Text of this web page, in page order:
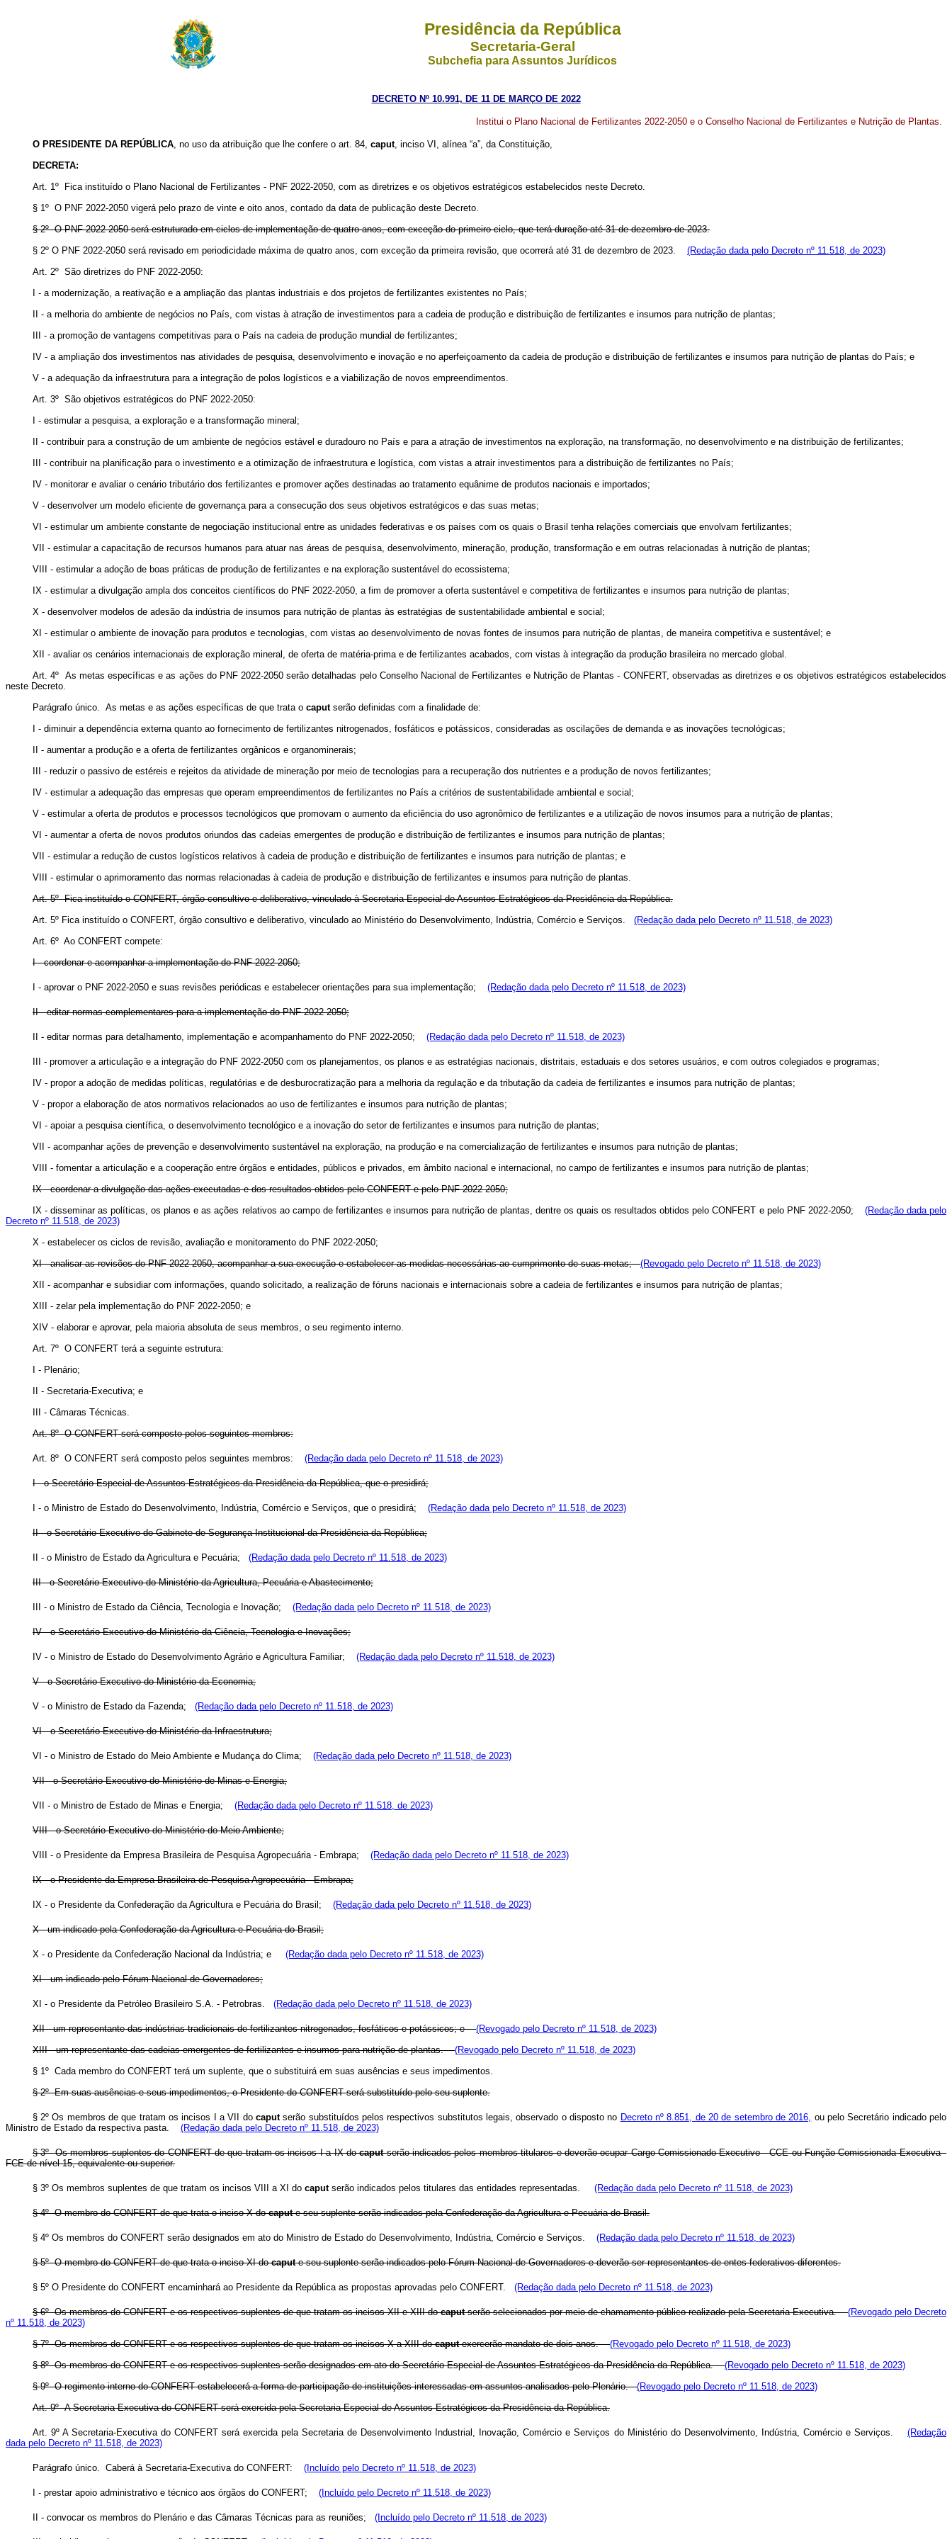
Presidência da República
Secretaria-Geral
Subchefia para Assuntos Jurídicos
DECRETO Nº 10.991, DE 11 DE MARÇO DE 2022
Institui o Plano Nacional de Fertilizantes 2022-2050 e o Conselho Nacional de Fertilizantes e Nutrição de Plantas.
O PRESIDENTE DA REPÚBLICA, no uso da atribuição que lhe confere o art. 84, caput, inciso VI, alínea “a”, da Constituição,
DECRETA:
Art. 1º Fica instituído o Plano Nacional de Fertilizantes - PNF 2022-2050, com as diretrizes e os objetivos estratégicos estabelecidos neste Decreto.
§ 1º O PNF 2022-2050 vigerá pelo prazo de vinte e oito anos, contado da data de publicação deste Decreto.
§ 2º O PNF 2022-2050 será estruturado em ciclos de implementação de quatro anos, com exceção do primeiro ciclo, que terá duração até 31 de dezembro de 2023.
§ 2º O PNF 2022-2050 será revisado em periodicidade máxima de quatro anos, com exceção da primeira revisão, que ocorrerá até 31 de dezembro de 2023. (Redação dada pelo Decreto nº 11.518, de 2023)
Art. 2º São diretrizes do PNF 2022-2050:
I - a modernização, a reativação e a ampliação das plantas industriais e dos projetos de fertilizantes existentes no País;
II - a melhoria do ambiente de negócios no País, com vistas à atração de investimentos para a cadeia de produção e distribuição de fertilizantes e insumos para nutrição de plantas;
III - a promoção de vantagens competitivas para o País na cadeia de produção mundial de fertilizantes;
IV - a ampliação dos investimentos nas atividades de pesquisa, desenvolvimento e inovação e no aperfeiçoamento da cadeia de produção e distribuição de fertilizantes e insumos para nutrição de plantas do País; e
V - a adequação da infraestrutura para a integração de polos logísticos e a viabilização de novos empreendimentos.
Art. 3º São objetivos estratégicos do PNF 2022-2050:
I - estimular a pesquisa, a exploração e a transformação mineral;
II - contribuir para a construção de um ambiente de negócios estável e duradouro no País e para a atração de investimentos na exploração, na transformação, no desenvolvimento e na distribuição de fertilizantes;
III - contribuir na planificação para o investimento e a otimização de infraestrutura e logística, com vistas a atrair investimentos para a distribuição de fertilizantes no País;
IV - monitorar e avaliar o cenário tributário dos fertilizantes e promover ações destinadas ao tratamento equânime de produtos nacionais e importados;
V - desenvolver um modelo eficiente de governança para a consecução dos seus objetivos estratégicos e das suas metas;
VI - estimular um ambiente constante de negociação institucional entre as unidades federativas e os países com os quais o Brasil tenha relações comerciais que envolvam fertilizantes;
VII - estimular a capacitação de recursos humanos para atuar nas áreas de pesquisa, desenvolvimento, mineração, produção, transformação e em outras relacionadas à nutrição de plantas;
VIII - estimular a adoção de boas práticas de produção de fertilizantes e na exploração sustentável do ecossistema;
IX - estimular a divulgação ampla dos conceitos científicos do PNF 2022-2050, a fim de promover a oferta sustentável e competitiva de fertilizantes e insumos para nutrição de plantas;
X - desenvolver modelos de adesão da indústria de insumos para nutrição de plantas às estratégias de sustentabilidade ambiental e social;
XI - estimular o ambiente de inovação para produtos e tecnologias, com vistas ao desenvolvimento de novas fontes de insumos para nutrição de plantas, de maneira competitiva e sustentável; e
XII - avaliar os cenários internacionais de exploração mineral, de oferta de matéria-prima e de fertilizantes acabados, com vistas à integração da produção brasileira no mercado global.
Art. 4º As metas específicas e as ações do PNF 2022-2050 serão detalhadas pelo Conselho Nacional de Fertilizantes e Nutrição de Plantas - CONFERT, observadas as diretrizes e os objetivos estratégicos estabelecidos
neste Decreto.
Parágrafo único. As metas e as ações específicas de que trata o caputserão definidas com a finalidade de:
I - diminuir a dependência externa quanto ao fornecimento de fertilizantes nitrogenados, fosfáticos e potássicos, consideradas as oscilações de demanda e as inovações tecnológicas;
II - aumentar a produção e a oferta de fertilizantes orgânicos e organominerais;
III - reduzir o passivo de estéreis e rejeitos da atividade de mineração por meio de tecnologias para a recuperação dos nutrientes e a produção de novos fertilizantes;
IV - estimular a adequação das empresas que operam empreendimentos de fertilizantes no País a critérios de sustentabilidade ambiental e social;
V - estimular a oferta de produtos e processos tecnológicos que promovam o aumento da eficiência do uso agronômico de fertilizantes e a utilização de novos insumos para a nutrição de plantas;
VI - aumentar a oferta de novos produtos oriundos das cadeias emergentes de produção e distribuição de fertilizantes e insumos para nutrição de plantas;
VII - estimular a redução de custos logísticos relativos à cadeia de produção e distribuição de fertilizantes e insumos para nutrição de plantas; e
VIII - estimular o aprimoramento das normas relacionadas à cadeia de produção e distribuição de fertilizantes e insumos para nutrição de plantas.
Art. 5º Fica instituído o CONFERT, órgão consultivo e deliberativo, vinculado à Secretaria Especial de Assuntos Estratégicos da Presidência da República.
Art. 5º Fica instituído o CONFERT, órgão consultivo e deliberativo, vinculado ao Ministério do Desenvolvimento, Indústria, Comércio e Serviços. (Redação dada pelo Decreto nº 11.518, de 2023)
Art. 6º Ao CONFERT compete:
I - coordenar e acompanhar a implementação do PNF 2022-2050;
I - aprovar o PNF 2022-2050 e suas revisões periódicas e estabelecer orientações para sua implementação; (Redação dada pelo Decreto nº 11.518, de 2023)
II - editar normas complementares para a implementação do PNF 2022-2050;
II - editar normas para detalhamento, implementação e acompanhamento do PNF 2022-2050; (Redação dada pelo Decreto nº 11.518, de 2023)
III - promover a articulação e a integração do PNF 2022-2050 com os planejamentos, os planos e as estratégias nacionais, distritais, estaduais e dos setores usuários, e com outros colegiados e programas;
IV - propor a adoção de medidas políticas, regulatórias e de desburocratização para a melhoria da regulação e da tributação da cadeia de fertilizantes e insumos para nutrição de plantas;
V - propor a elaboração de atos normativos relacionados ao uso de fertilizantes e insumos para nutrição de plantas;
VI - apoiar a pesquisa científica, o desenvolvimento tecnológico e a inovação do setor de fertilizantes e insumos para nutrição de plantas;
VII - acompanhar ações de prevenção e desenvolvimento sustentável na exploração, na produção e na comercialização de fertilizantes e insumos para nutrição de plantas;
VIII - fomentar a articulação e a cooperação entre órgãos e entidades, públicos e privados, em âmbito nacional e internacional, no campo de fertilizantes e insumos para nutrição de plantas;
IX - coordenar a divulgação das ações executadas e dos resultados obtidos pelo CONFERT e pelo PNF 2022-2050;
IX - disseminar as políticas, os planos e as ações relativos ao campo de fertilizantes e insumos para nutrição de plantas, dentre os quais os resultados obtidos pelo CONFERT e pelo PNF 2022-2050; (Redação dada pelo
Decreto nº 11.518, de 2023)
X - estabelecer os ciclos de revisão, avaliação e monitoramento do PNF 2022-2050;
XI - analisar as revisões do PNF 2022-2050, acompanhar a sua execução e estabelecer as medidas necessárias ao cumprimento de suas metas;(Revogado pelo Decreto nº 11.518, de 2023)
XII - acompanhar e subsidiar com informações, quando solicitado, a realização de fóruns nacionais e internacionais sobre a cadeia de fertilizantes e insumos para nutrição de plantas;
XIII - zelar pela implementação do PNF 2022-2050; e
XIV - elaborar e aprovar, pela maioria absoluta de seus membros, o seu regimento interno.
Art. 7º O CONFERT terá a seguinte estrutura:
I - Plenário;
II - Secretaria-Executiva; e
III - Câmaras Técnicas.
Art. 8º O CONFERT será composto pelos seguintes membros:
Art. 8º O CONFERT será composto pelos seguintes membros: (Redação dada pelo Decreto nº 11.518, de 2023)
I - o Secretário Especial de Assuntos Estratégicos da Presidência da República, que o presidirá;
I - o Ministro de Estado do Desenvolvimento, Indústria, Comércio e Serviços, que o presidirá; (Redação dada pelo Decreto nº 11.518, de 2023)
II - o Secretário-Executivo do Gabinete de Segurança Institucional da Presidência da República;
II - o Ministro de Estado da Agricultura e Pecuária; (Redação dada pelo Decreto nº 11.518, de 2023)
III - o Secretário-Executivo do Ministério da Agricultura, Pecuária e Abastecimento;
III - o Ministro de Estado da Ciência, Tecnologia e Inovação; (Redação dada pelo Decreto nº 11.518, de 2023)
IV - o Secretário-Executivo do Ministério da Ciência, Tecnologia e Inovações;
IV - o Ministro de Estado do Desenvolvimento Agrário e Agricultura Familiar; (Redação dada pelo Decreto nº 11.518, de 2023)
V - o Secretário-Executivo do Ministério da Economia;
V - o Ministro de Estado da Fazenda; (Redação dada pelo Decreto nº 11.518, de 2023)
VI - o Secretário-Executivo do Ministério da Infraestrutura;
VI - o Ministro de Estado do Meio Ambiente e Mudança do Clima; (Redação dada pelo Decreto nº 11.518, de 2023)
VII - o Secretário-Executivo do Ministério de Minas e Energia;
VII - o Ministro de Estado de Minas e Energia; (Redação dada pelo Decreto nº 11.518, de 2023)
VIII - o Secretário-Executivo do Ministério do Meio Ambiente;
VIII - o Presidente da Empresa Brasileira de Pesquisa Agropecuária - Embrapa; (Redação dada pelo Decreto nº 11.518, de 2023)
IX - o Presidente da Empresa Brasileira de Pesquisa Agropecuária - Embrapa;
IX - o Presidente da Confederação da Agricultura e Pecuária do Brasil; (Redação dada pelo Decreto nº 11.518, de 2023)
X - um indicado pela Confederação da Agricultura e Pecuária do Brasil;
X - o Presidente da Confederação Nacional da Indústria; e (Redação dada pelo Decreto nº 11.518, de 2023)
XI - um indicado pelo Fórum Nacional de Governadores;
XI - o Presidente da Petróleo Brasileiro S.A. - Petrobras. (Redação dada pelo Decreto nº 11.518, de 2023)
XII - um representante das indústrias tradicionais de fertilizantes nitrogenados, fosfáticos e potássicos; e(Revogado pelo Decreto nº 11.518, de 2023)
XIII - um representante das cadeias emergentes de fertilizantes e insumos para nutrição de plantas.(Revogado pelo Decreto nº 11.518, de 2023)
§ 1º Cada membro do CONFERT terá um suplente, que o substituirá em suas ausências e seus impedimentos.
§ 2º Em suas ausências e seus impedimentos, o Presidente do CONFERT será substituído pelo seu suplente.
§ 2º Os membros de que tratam os incisos I a VII docaputserão substituídos pelos respectivos substitutos legais, observado o disposto no Decreto nº 8.851, de 20 de setembro de 2016, ou pelo Secretário indicado pelo
Ministro de Estado da respectiva pasta. (Redação dada pelo Decreto nº 11.518, de 2023)
§ 3º Os membros suplentes do CONFERT de que tratam os incisos I a IX docaputserão indicados pelos membros titulares e deverão ocupar Cargo Comissionado Executivo - CCE ou Função Comissionada Executiva -
FCE de nível 15, equivalente ou superior.
§ 3º Os membros suplentes de que tratam os incisos VIII a XI do caputserão indicados pelos titulares das entidades representadas. (Redação dada pelo Decreto nº 11.518, de 2023)
§ 4º O membro do CONFERT de que trata o inciso X docapute seu suplente serão indicados pela Confederação da Agricultura e Pecuária do Brasil.
§ 4º Os membros do CONFERT serão designados em ato do Ministro de Estado do Desenvolvimento, Indústria, Comércio e Serviços. (Redação dada pelo Decreto nº 11.518, de 2023)
§ 5º O membro do CONFERT de que trata o inciso XI docapute seu suplente serão indicados pelo Fórum Nacional de Governadores e deverão ser representantes de entes federativos diferentes.
§ 5º O Presidente do CONFERT encaminhará ao Presidente da República as propostas aprovadas pelo CONFERT. (Redação dada pelo Decreto nº 11.518, de 2023)
§ 6º Os membros do CONFERT e os respectivos suplentes de que tratam os incisos XII e XIII docaputserão selecionados por meio de chamamento público realizado pela Secretaria-Executiva.(Revogado pelo Decreto
nº 11.518, de 2023)
§ 7º Os membros do CONFERT e os respectivos suplentes de que tratam os incisos X a XIII docaputexercerão mandato de dois anos.(Revogado pelo Decreto nº 11.518, de 2023)
§ 8º Os membros do CONFERT e os respectivos suplentes serão designados em ato do Secretário Especial de Assuntos Estratégicos da Presidência da República.(Revogado pelo Decreto nº 11.518, de 2023)
§ 9º O regimento interno do CONFERT estabelecerá a forma de participação de instituições interessadas em assuntos analisados pelo Plenário.(Revogado pelo Decreto nº 11.518, de 2023)
Art. 9º A Secretaria-Executiva do CONFERT será exercida pela Secretaria Especial de Assuntos Estratégicos da Presidência da República.
Art. 9º A Secretaria-Executiva do CONFERT será exercida pela Secretaria de Desenvolvimento Industrial, Inovação, Comércio e Serviços do Ministério do Desenvolvimento, Indústria, Comércio e Serviços. (Redação
dada pelo Decreto nº 11.518, de 2023)
Parágrafo único. Caberá à Secretaria-Executiva do CONFERT: (Incluído pelo Decreto nº 11.518, de 2023)
I - prestar apoio administrativo e técnico aos órgãos do CONFERT; (Incluído pelo Decreto nº 11.518, de 2023)
II - convocar os membros do Plenário e das Câmaras Técnicas para as reuniões; (Incluído pelo Decreto nº 11.518, de 2023)